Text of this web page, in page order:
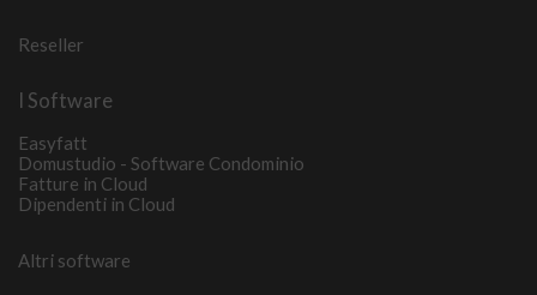
Reseller
I Software
Easyfatt
Domustudio - Software Condominio
Fatture in Cloud
Dipendenti in Cloud
Altri software